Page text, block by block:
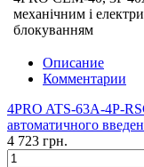
механічним і
блокуванням
Описание
Комментарии
4PRO ATS-63A-4P-
автоматичного
4 723 грн.